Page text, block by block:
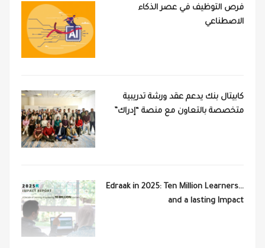
فرص التوظيف في عصر الذكاء
الاصطناعي
كابيتال بنك يدعم عقد ورشة تدريبية
متخصصة بالتعاون مع منصة “إدراك”
Edraak in 2025: Ten Million Learners…
and a lasting Impact